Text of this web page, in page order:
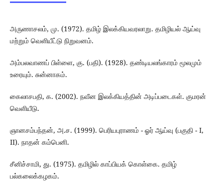
அருணாசலம், மு. (1972). தமிழ் இலக்கியவரலாறு. தமிழியல் ஆய்வு
மற்றும் வெளியீட்டு நிறுவனம்.
அம்பலவாணப் பிள்ளை, கு. (பதி). (1928). தண்டியலங்காரம் மூலமும்
உரையும். சுன்னாகம்.
கைலாசபதி, க. (2002). நவீன இலக்கியத்தின் அடிப்படைகள். குமரன்
வெளியீடு.
ஞானசம்பந்தன், அ.ச. (1999). பெரியபுராணம் - ஓர் ஆய்வு (பகுதி - I,
II). நாதன் கம்பெனி.
சீனிச்சாமி, து. (1975). தமிழில் காப்பியக் கொள்கை. தமிழ்
பல்கலைக்கழகம்.